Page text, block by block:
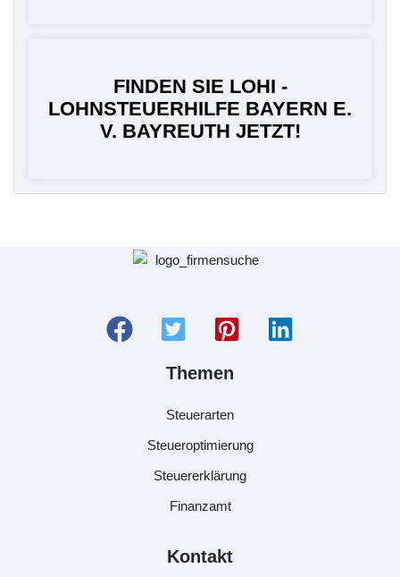
FINDEN SIE LOHI -
LOHNSTEUERHILFE BAYERN E.
V. BAYREUTH JETZT!
Themen
Steuerarten
Steueroptimierung
Steuererklärung
Finanzamt
Kontakt